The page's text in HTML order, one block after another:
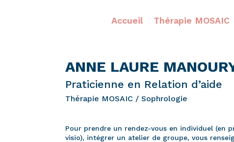
Accueil Thérapie MOSAIC
ANNE LAURE
Praticienne en Relation d’aide
Thérapie MOSAIC / Sophrologie
Pour prendre un rendez-vous en individuel (en
visio), intégrer un atelier de groupe, vous